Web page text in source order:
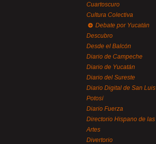
Cuartoscuro
Cultura Colectiva
Debate por Yucatán
Descubro
Desde el Balcón
Diario de Campeche
Diario de Yucatán
Diario del Sureste
Diario Digital de San Luis
Potosí
Diario Fuerza
Directorio Hispano de las
Artes
Divertorio